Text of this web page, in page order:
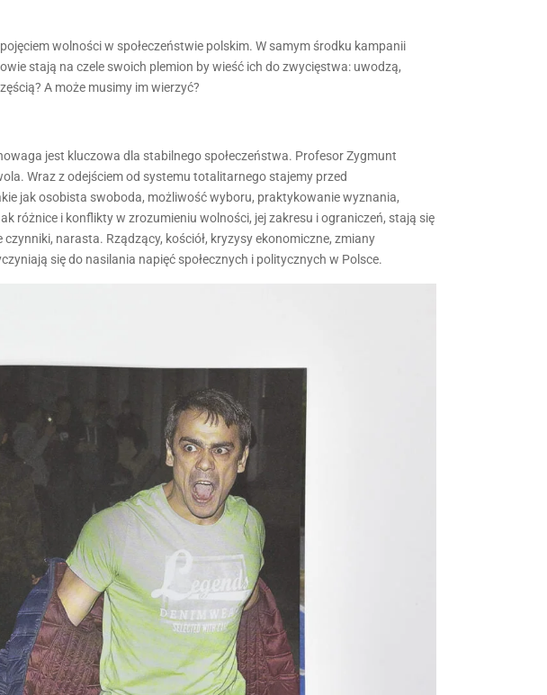
wolności w społeczeństwie polskim. W samym środku kampanii
stają na czele swoich plemion by wieść ich do zwycięstwa: uwodzą,
A może musimy im wierzyć?
jest kluczowa dla stabilnego społeczeństwa. Profesor Zygmunt
Wraz z odejściem od systemu totalitarnego stajemy przed
jak osobista swoboda, możliwość wyboru, praktykowanie wyznania,
różnice i konflikty w zrozumieniu wolności, jej zakresu i ograniczeń, stają się
narasta. Rządzący, kościół, kryzysy ekonomiczne, zmiany
się do nasilania napięć społecznych i politycznych w Polsce.